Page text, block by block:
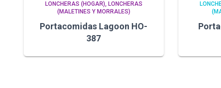
LONCHERAS (HOGAR)
LONCHERAS
(MALETINES Y MORRALES)
Portacomidas Lagoon HO-
387